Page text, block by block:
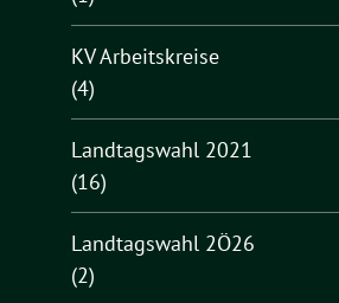
KV Arbeitskreise
(4)
Landtagswahl 2021
(16)
Landtagswahl 2Ö26
(2)